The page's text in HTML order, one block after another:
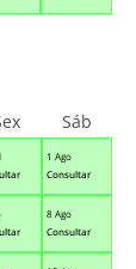
1 Ago
Consultar
8 Ago
Consultar
Sáb